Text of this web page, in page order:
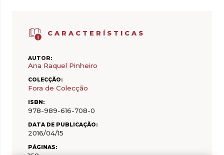
CARACTERÍSTICAS
AUTOR:
Ana Raquel Pinheiro
COLECÇÃO:
Fora de Colecção
ISBN:
978-989-616-708-0
DATA DE PUBLICAÇÃO:
2016/04/15
PÁGINAS: